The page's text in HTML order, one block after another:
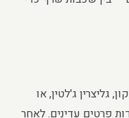
גליצרין ג'לטין, או
פרטים עדינים. לאחר